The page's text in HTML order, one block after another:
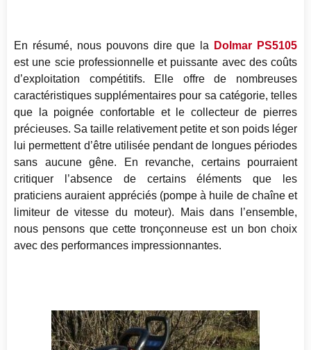
En résumé, nous pouvons dire que la
Dolmar PS5105
est une scie professionnelle et puissante avec des coûts
d’exploitation compétitifs. Elle offre de nombreuses
caractéristiques supplémentaires pour sa catégorie, telles
que la poignée confortable et le collecteur de pierres
précieuses. Sa taille relativement petite et son poids léger
lui permettent d’être utilisée pendant de longues périodes
sans aucune gêne. En revanche, certains pourraient
critiquer l’absence de certains éléments que les
praticiens auraient appréciés (pompe à huile de chaîne et
limiteur de vitesse du moteur). Mais dans l’ensemble,
nous pensons que cette tronçonneuse est un bon choix
avec des performances impressionnantes.